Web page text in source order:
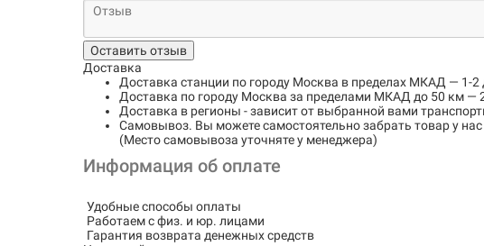
Оставить отзыв
Доставка
Доставка станции по городу Москва в пределах МКАД — 1-2
Доставка по городу Москва за пределами МКАД до 50 км —
Доставка в регионы - зависит от выбранной вами
Самовывоз. Вы можете самостоятельно забрать товар у нас
(Место самовывоза уточняте у менеджера)
Информация об оплате
Удобные способы оплаты
Работаем с физ. и юр. лицами
Гарантия возврата денежных средств